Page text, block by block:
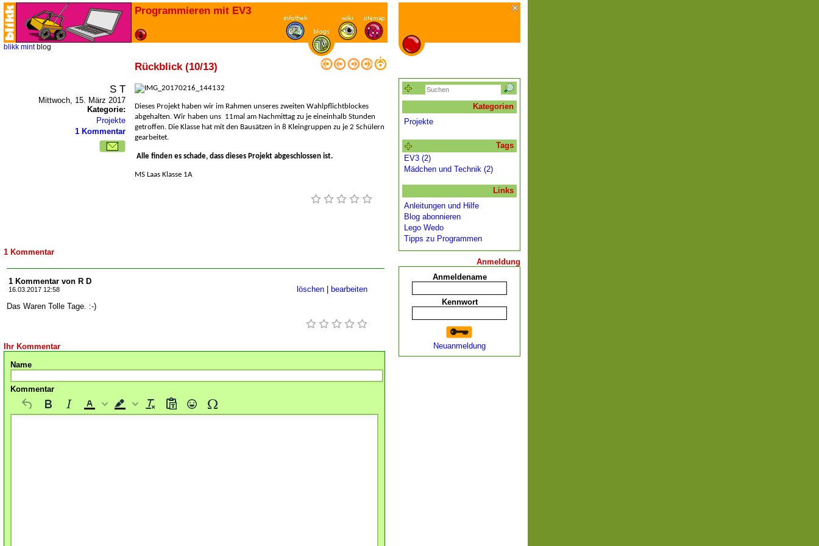
Programmieren mit EV3
blikk mint blog
Rückblick (10/13)
S T
Mittwoch, 15. März 2017
Kategorie:
Projekte
1 Kommentar
Dieses Projekt haben wir im Rahmen unseres zweiten Wahlpflichtblockes
abgehalten. Wir haben uns 11mal am Nachmittag zu je eineinhalb Stunden
getroffen. Die Klasse hat mit den Bausätzen in 8 Kleingruppen zu je 2 Schülern
gearbeitet.
Alle finden es schade, dass dieses Projekt abgeschlossen ist.
MS Laas Klasse 1A
1 Kommentar
1 Kommentar von R D
16.03.2017 12:58 bearbeiten
löschen
Das Waren Tolle Tage. :-)
Ihr Kommentar
Name
Kommentar
Kategorien
Projekte
Tags
EV3 (2)
Mädchen und Technik (2)
Links
Anleitungen und Hilfe
Blog abonnieren
Lego Wedo
Tipps zu Programmen
Anmeldung
Anmeldename
Kennwort
Neuanmeldung